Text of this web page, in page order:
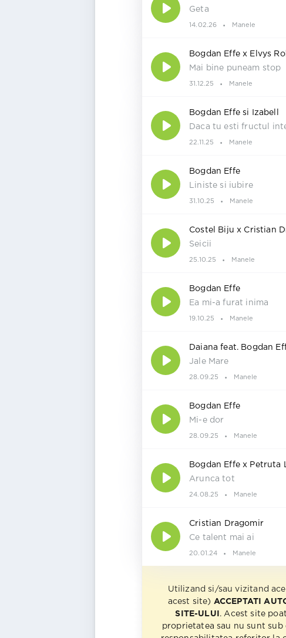
Geta
14.02.26 Manele
Bogdan Effe x Elvys
Mai bine puneam stop
31.12.25 Manele
Bogdan Effe si Izabell
Daca tu esti fructul
22.11.25 Manele
Bogdan Effe
Liniste si iubire
31.10.25 Manele
Costel Biju x Cristian
Seicii
25.10.25 Manele
Bogdan Effe
Ea mi-a furat inima
19.10.25 Manele
Daiana feat. Bogdan
Jale Mare
28.09.25 Manele
Bogdan Effe
Mi-e dor
28.09.25 Manele
Bogdan Effe x Petruta
Arunca tot
24.08.25 Manele
Cristian Dragomir
Ce talent mai ai
20.01.24 Manele
Utilizand si/sau vizitand
acest site) ACCEPTATI
SITE-ULUI . Acest site
proprietatea sau nu sunt sub